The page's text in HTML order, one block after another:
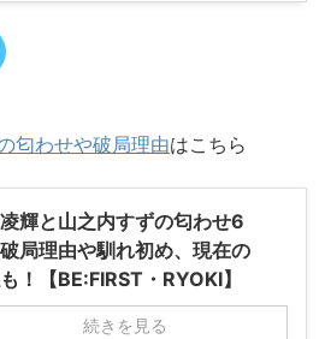
匂わせや破局理由はこちら
輝と山之内すずの匂わせ6
局理由や馴れ初め、現在の
！【BE:FIRST・RYOKI】
続きを見る